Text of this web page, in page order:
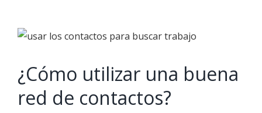
View
Image
¿Cómo utilizar una buena
red de contactos?